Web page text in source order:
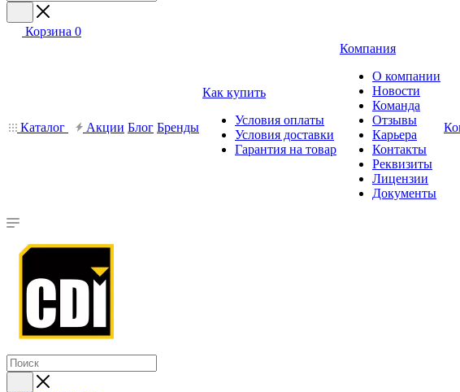
Корзина 0
Каталог Акции Блог Бренды
Как купить
Условия оплаты
Условия доставки
Гарантия на товар
Компания
О компании
Новости
Команда
Отзывы
Карьера
Контакты
Реквизиты
Лицензии
Документы